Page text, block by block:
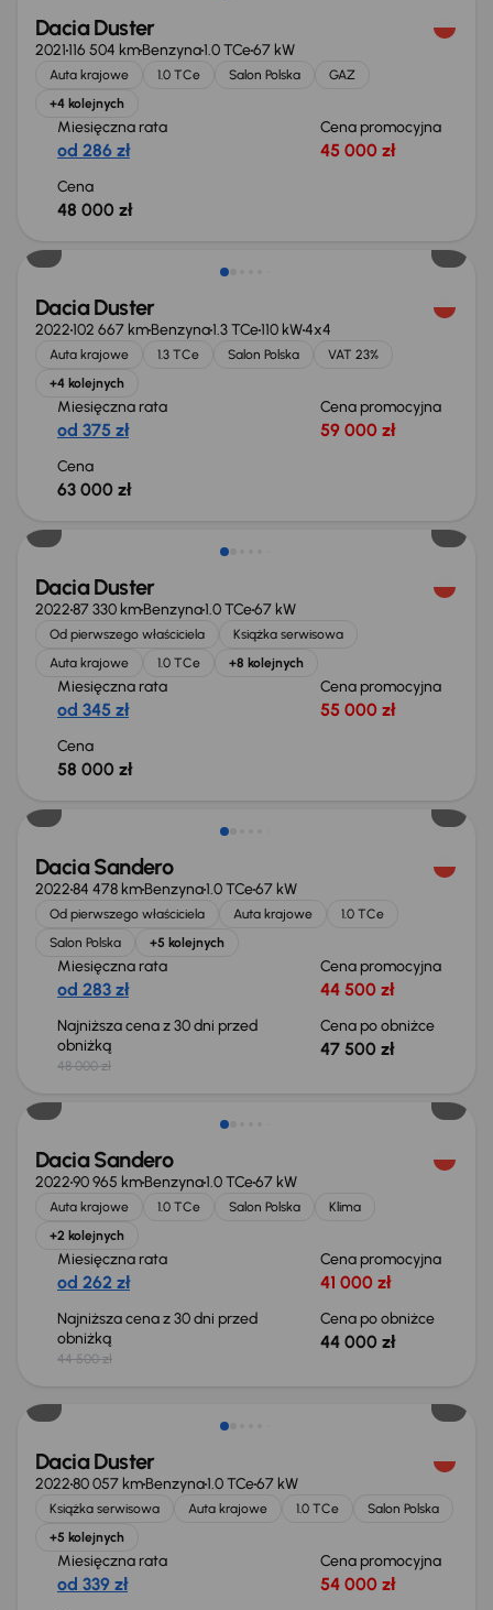
Dacia Duster
2021116 504 kmBenzyna1.0 TCe67 kW
Auta krajowe 1.0 TCe Salon Polska
GAZ
+4 kolejnych
Miesięczna rata
od 286 zł
Cena promocyjna
45 000 zł
Cena
48 000 zł
Możliwość odliczenia VAT
Dacia Duster
2022102 667 kmBenzyna1.3 TCe110 kW4x4
Auta krajowe 1.3 TCe Salon Polska
VAT 23%
+4 kolejnych
Miesięczna rata
od 375 zł
Cena promocyjna
59 000 zł
Cena
63 000 zł
Dacia Duster
202287 330 kmBenzyna1.0 TCe67 kW
Od pierwszego właściciela
Książka serwisowa
Auta krajowe
1.0 TCe +8 kolejnych
Miesięczna rata
od 345 zł
Cena promocyjna
55 000 zł
Cena
58 000 zł
Taniej o 500 zł
Dacia Sandero
202284 478 kmBenzyna1.0 TCe67 kW
Od pierwszego właściciela Auta krajowe
1.0 TCe
Salon Polska
+5 kolejnych
Miesięczna rata
od 283 zł
Cena promocyjna
44 500 zł
Najniższa cena z 30 dni przed
obniżką
48 000 zł
Cena po obniżce
47 500 zł
Taniej o 500 zł
Dacia Sandero
202290 965 kmBenzyna1.0 TCe67 kW
Auta krajowe 1.0 TCe Salon Polska
Klima
+2 kolejnych
Miesięczna rata
od 262 zł
Cena promocyjna
41 000 zł
Najniższa cena z 30 dni przed
obniżką
44 500 zł
Cena po obniżce
44 000 zł
Dacia Duster
202280 057 kmBenzyna1.0 TCe67 kW
Książka serwisowa Auta krajowe 1.0 TCe
Salon Polska
+5 kolejnych
Miesięczna rata
od 339 zł
Cena promocyjna
54 000 zł